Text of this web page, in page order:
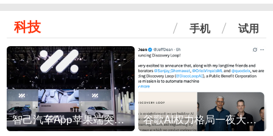
科技 手机 试用
智己汽车App苹果端突然“下架” 谷歌AI权力格局一夜大洗牌